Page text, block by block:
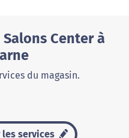
Center à
du magasin.
services